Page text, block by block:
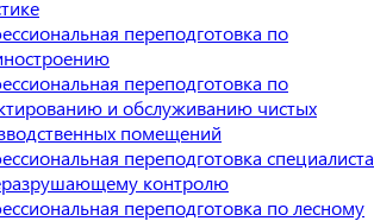
переподготовка по
переподготовка по
и обслуживанию чистых
помещений
переподготовка специалиста
контролю
переподготовка по лесному